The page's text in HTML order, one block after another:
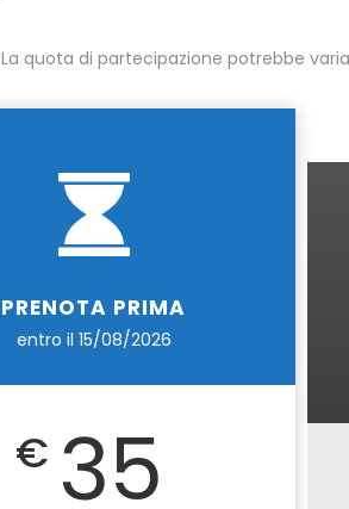
La quota di partecipazione potrebbe
PRENOTA PRIMA
entro il 15/08/2026
€ 35